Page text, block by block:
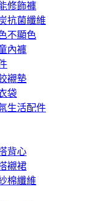
修飾褲
抗菌纖維
不顯色
內褲
襯墊
袋
生活配件
背心
襯裙
棉纖維